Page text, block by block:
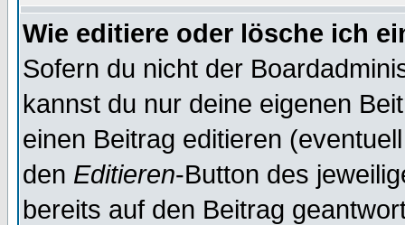
Wie editiere oder lösche ich
Sofern du nicht der
kannst du nur deine eigenen
einen Beitrag editieren
den Editieren-Button des
bereits auf den Beitrag